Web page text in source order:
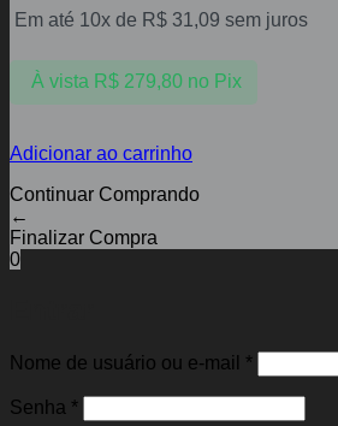
Em até 10x de R$ 31,09 sem juros
À vista R$279,80 no Pix
Adicionar ao carrinho
Continuar Comprando
←
Finalizar Compra
0
Nome de usuário ou e-mail *Obrigatório
Senha *Obrigatório